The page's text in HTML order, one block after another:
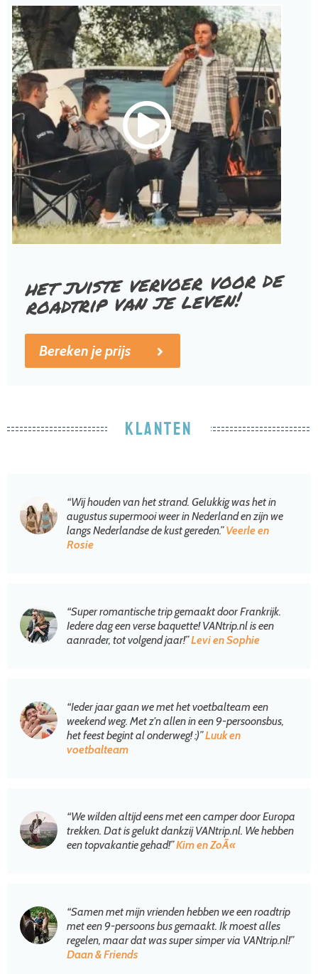
het juiste vervoer voor de
roadtrip van je leven!
Bereken je prijs
KLANTEN
“Wij houden van het strand. Gelukkig was het in
augustus supermooi weer in Nederland en zijn we
langs Nederlandse de kust gereden.”Veerle en
Rosie
“Super romantische trip gemaakt door Frankrijk.
Iedere dag een verse baquette! VANtrip.nl is een
aanrader, tot volgend jaar!”Levi en Sophie
“Ieder jaar gaan we met het voetbalteam een
weekend weg. Met z'n allen in een 9-persoonsbus,
het feest begint al onderweg! :)”Luuk en
voetbalteam
“We wilden altijd eens met een camper door Europa
trekken. Dat is gelukt dankzij VANtrip.nl. We hebben
een topvakantie gehad!”Kim en ZoÃ«
“Samen met mijn vrienden hebben we een roadtrip
met een 9-persoons bus gemaakt. Ik moest alles
regelen, maar dat was super simper via VANtrip.nl!”
Daan & Friends